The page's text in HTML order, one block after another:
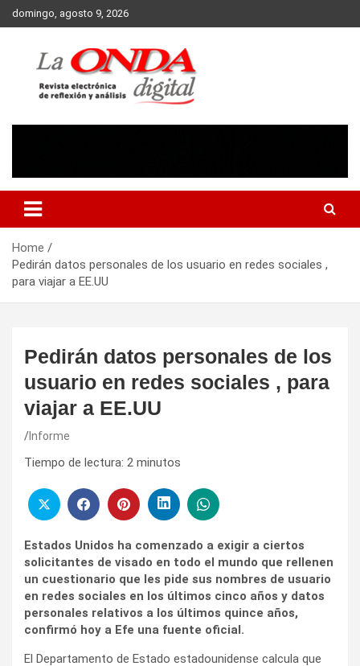
Skip
to
domingo, agosto 9, 2026
Home
Pedirán datos personales de los usuario en redes sociales ,
para viajar a EE.UU
Pedirán datos personales de los
usuario en redes sociales , para
viajar a EE.UU
Informe
Tiempo de lectura: 2 minutos
Estados Unidos ha comenzado a exigir a ciertos
solicitantes de visado en todo el mundo que rellenen
un cuestionario que les pide sus nombres de usuario
en redes sociales en los últimos cinco años y datos
personales relativos a los últimos quince años,
confirmó hoy a Efe una fuente oficial.
El Departamento de Estado estadounidense calcula que